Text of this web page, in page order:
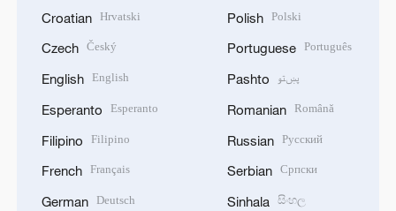
Croatian Hrvatski
Czech Český
English English
Esperanto Esperanto
Filipino Filipino
French Français
German Deutsch
Polish Polski
Portuguese Português
Pashto پښتو
Romanian Română
Russian Русский
Serbian Српски
Sinhala සිංහල